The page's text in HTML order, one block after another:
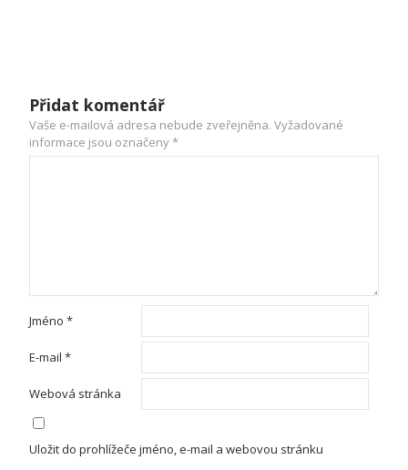
Přidat komentář
Vaše e-mailová adresa nebude zveřejněna. Vyžadované
informace jsou označeny*
Jméno*
E-mail*
Webová stránka
Uložit do prohlížeče jméno, e-mail a webovou stránku